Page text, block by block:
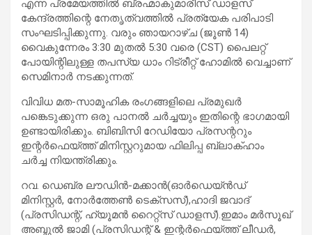
എന്ന പ്രമേയത്തിൽ ബ്രഹ്മാകുമാരീസ് ഡാളസ്
കേന്ദ്രത്തിന്റെ നേതൃത്വത്തിൽ പ്രത്യേക പരിപാടി
സംഘടിപ്പിക്കുന്നു. വരും ഞായറാഴ്ച (ജൂൺ 14)
വൈകുന്നേരം 3:30 മുതൽ 5:30 വരെ (CST) പൈലറ്റ്
പോയിന്റിലുള്ള തപസ്യ ധാം റിട്രീറ്റ് ഹോമിൽ വെച്ചാണ്
സെമിനാർ നടക്കുന്നത്.
വിവിധ മത-സാമൂഹിക രംഗങ്ങളിലെ പ്രമുഖർ
പങ്കെടുക്കുന്ന ഒരു പാനൽ ചർച്ചയും ഇതിന്റെ ഭാഗമായി
ഉണ്ടായിരിക്കും. ബിബിസി റേഡിയോ പ്രസന്ററും
ഇന്റർഫെയ്ത്ത് മിനിസ്റ്ററുമായ ഫിലിപ്പ ബ്ലാക്ഹാം
ചർച്ച നിയന്ത്രിക്കും.
റവ. ഡെബ്ര ലൗഡിൻ-മക്കാൻ(ഓർഡെയ്ൻഡ്
മിനിസ്റ്റർ, നോർത്തേൺ ടെക്സസ്),ഹാദി ജവാദ്
(പ്രസിഡന്റ്, ഹ്യൂമൻ റൈറ്റ്സ് ഡാളസ്).ഇമാം മർസൂഖ്
അബ്ദുൽ ജാമി (പ്രസിഡന്റ് & ഇന്റർഫെയ്ത്ത് ലീഡർ,